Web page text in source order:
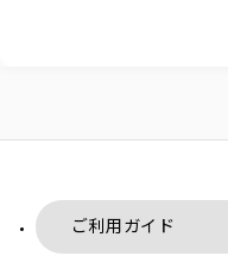
ご利用ガイド